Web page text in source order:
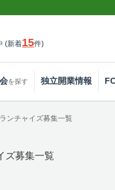
(新着15件)
を探す 独立開業情報
ンチャイズ募集一覧
ズ募集一覧